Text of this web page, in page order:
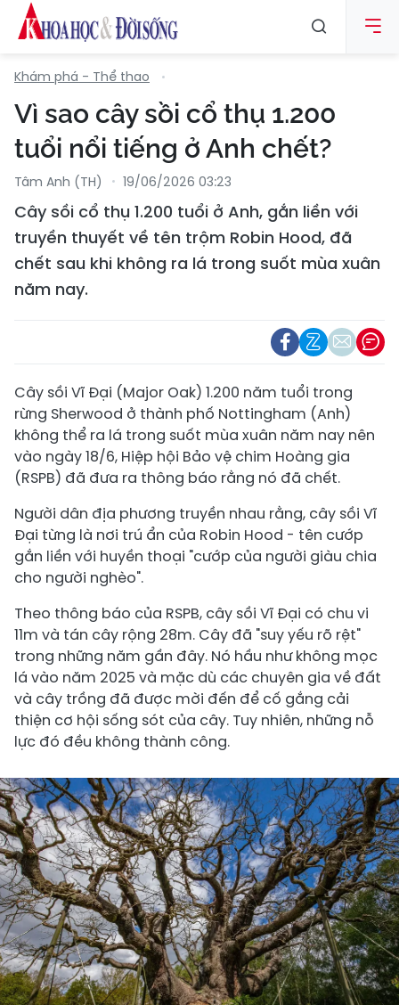
Khám phá - Thể thao
Vì sao cây sồi cổ thụ 1.200
tuổi nổi tiếng ở Anh chết?
Tâm Anh (TH) 19/06/2026 03:23
Cây sồi cổ thụ 1.200 tuổi ở Anh, gắn liền với
truyền thuyết về tên trộm Robin Hood, đã
chết sau khi không ra lá trong suốt mùa xuân
năm nay.
Cây sồi Vĩ Đại (Major Oak) 1.200 năm tuổi trong
rừng Sherwood ở thành phố Nottingham (Anh)
không thể ra lá trong suốt mùa xuân năm nay nên
vào ngày 18/6, Hiệp hội Bảo vệ chim Hoàng gia
(RSPB) đã đưa ra thông báo rằng nó đã chết.
Người dân địa phương truyền nhau rằng, cây sồi Vĩ
Đại từng là nơi trú ẩn của Robin Hood - tên cướp
gắn liền với huyền thoại "cướp của người giàu chia
cho người nghèo".
Theo thông báo của RSPB, cây sồi Vĩ Đại có chu vi
11m và tán cây rộng 28m. Cây đã "suy yếu rõ rệt"
trong những năm gần đây. Nó hầu như không mọc
lá vào năm 2025 và mặc dù các chuyên gia về đất
và cây trồng đã được mời đến để cố gắng cải
thiện cơ hội sống sót của cây. Tuy nhiên, những nỗ
lực đó đều không thành công.